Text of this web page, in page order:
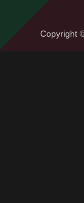
Copyright